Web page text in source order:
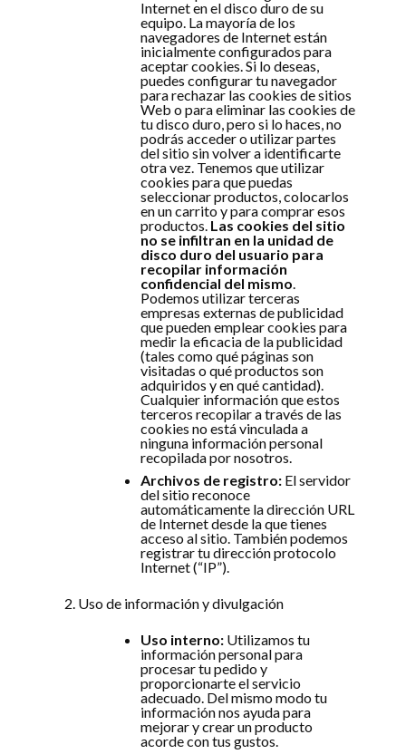
Internet en el disco duro de su
equipo. La mayoría de los
navegadores de Internet están
inicialmente configurados para
aceptar cookies. Si lo deseas,
puedes configurar tu navegador
para rechazar las cookies de sitios
Web o para eliminar las cookies de
tu disco duro, pero si lo haces, no
podrás acceder o utilizar partes
del sitio sin volver a identificarte
otra vez. Tenemos que utilizar
cookies para que puedas
seleccionar productos, colocarlos
en un carrito y para comprar esos
productos. Las cookies del sitio
no se infiltran en la unidad de
disco duro del usuario para
recopilar información
confidencial del mismo
Podemos utilizar terceras
empresas externas de publicidad
que pueden emplear cookies para
medir la eficacia de la publicidad
(tales como qué páginas son
visitadas o qué productos son
adquiridos y en qué cantidad).
Cualquier información que estos
terceros recopilar a través de las
cookies no está vinculada a
ninguna información personal
recopilada por nosotros.
Archivos de registro:El servidor
del sitio reconoce
automáticamente la dirección URL
de Internet desde la que tienes
acceso al sitio. También podemos
registrar tu dirección protocolo
Internet (“IP”).
Uso de información y divulgación
Uso interno:Utilizamos tu
información personal para
procesar tu pedido y
proporcionarte el servicio
adecuado. Del mismo modo tu
información nos ayuda para
mejorar y crear un producto
acorde con tus gustos.